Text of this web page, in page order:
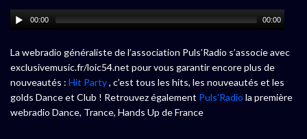
00:00 00:00
La webradio généraliste de l’association Puls’Radio s’associe avec
exclusivemusic.fr/loic54.net pour vous garantir encore plus de
nouveautés : Hit Party, c’est tous les hits, les nouveautés et les
golds Dance et Club ! Retrouvez également Puls’Radio la première
webradio Dance, Trance, Hands Up de France